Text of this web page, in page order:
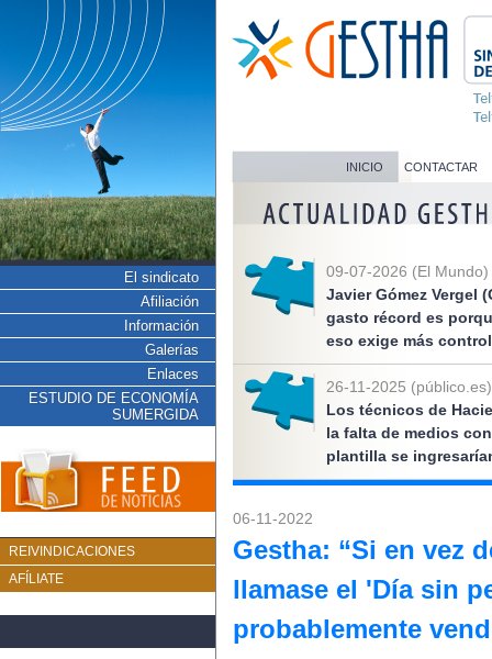
El sindicato
Afiliación
Información
Galerías
Enlaces
ESTUDIO DE ECONOMÍA
SUMERGIDA
REIVINDICACIONES
AFÍLIATE
INICIO CONTACTAR
09-07-2026 (El Mundo)
Javier Gómez Vergel
gasto récord es
eso exige más
26-11-2025 (público.es)
Los técnicos de
la falta de medios
plantilla se
06-11-2022
Gestha: “Si en vez
llamase el 'Día sin
probablemente